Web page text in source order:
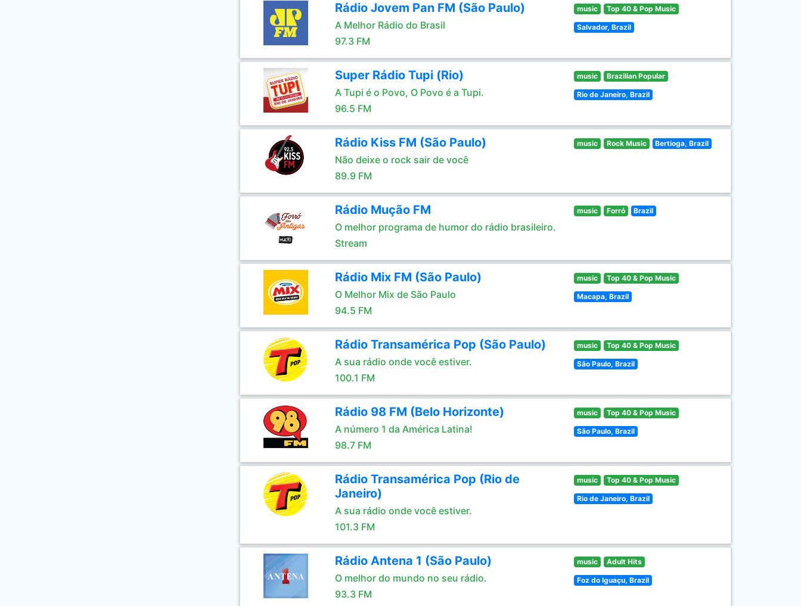
Rádio Jovem Pan FM (São Paulo)
A Melhor Rádio do Brasil
97.3 FM
music Top 40 & Pop Music
Salvador, Brazil
Super Rádio Tupi (Rio)
A Tupi é o Povo, O Povo é a Tupi.
96.5 FM
music Brazilian Popular
Rio de Janeiro, Brazil
Rádio Kiss FM (São Paulo)
Não deixe o rock sair de você
89.9 FM
music Rock Music Bertioga, Brazil
Rádio Mução FM
O melhor programa de humor do rádio brasileiro.
Stream
music Forró Brazil
Rádio Mix FM (São Paulo)
O Melhor Mix de São Paulo
94.5 FM
music Top 40 & Pop Music
Macapa, Brazil
Rádio Transamérica Pop (São Paulo)
A sua rádio onde você estiver.
100.1 FM
music Top 40 & Pop Music
São Paulo, Brazil
Rádio 98 FM (Belo Horizonte)
A número 1 da América Latina!
98.7 FM
music Top 40 & Pop Music
São Paulo, Brazil
Rádio Transamérica Pop (Rio de
Janeiro)
A sua rádio onde você estiver.
101.3 FM
music Top 40 & Pop Music
Rio de Janeiro, Brazil
Rádio Antena 1 (São Paulo)
O melhor do mundo no seu rádio.
93.3 FM
music Adult Hits
Foz do Iguaçu, Brazil